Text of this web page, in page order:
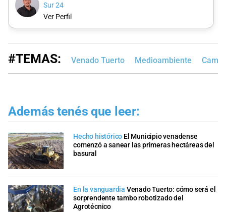
Sur 24
Ver Perfil
#TEMAS: Venado Tuerto Medioambiente
Además tenés que leer:
Hecho histórico El Municipio venadense
comenzó a sanear las primeras hectáreas del
basural
En la vanguardia Venado Tuerto: cómo será el
sorprendente tambo robotizado del
Agrotécnico